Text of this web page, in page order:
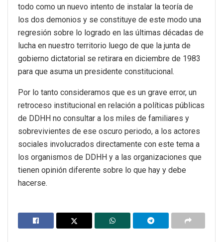
todo como un nuevo intento de instalar la teoría de
los dos demonios y se constituye de este modo una
regresión sobre lo logrado en las últimas décadas de
lucha en nuestro territorio luego de que la junta de
gobierno dictatorial se retirara en diciembre de 1983
para que asuma un presidente constitucional.
Por lo tanto consideramos que es un grave error, un
retroceso institucional en relación a políticas públicas
de DDHH no consultar a los miles de familiares y
sobrevivientes de ese oscuro periodo, a los actores
sociales involucrados directamente con este tema a
los organismos de DDHH y a las organizaciones que
tienen opinión diferente sobre lo que hay y debe
hacerse.